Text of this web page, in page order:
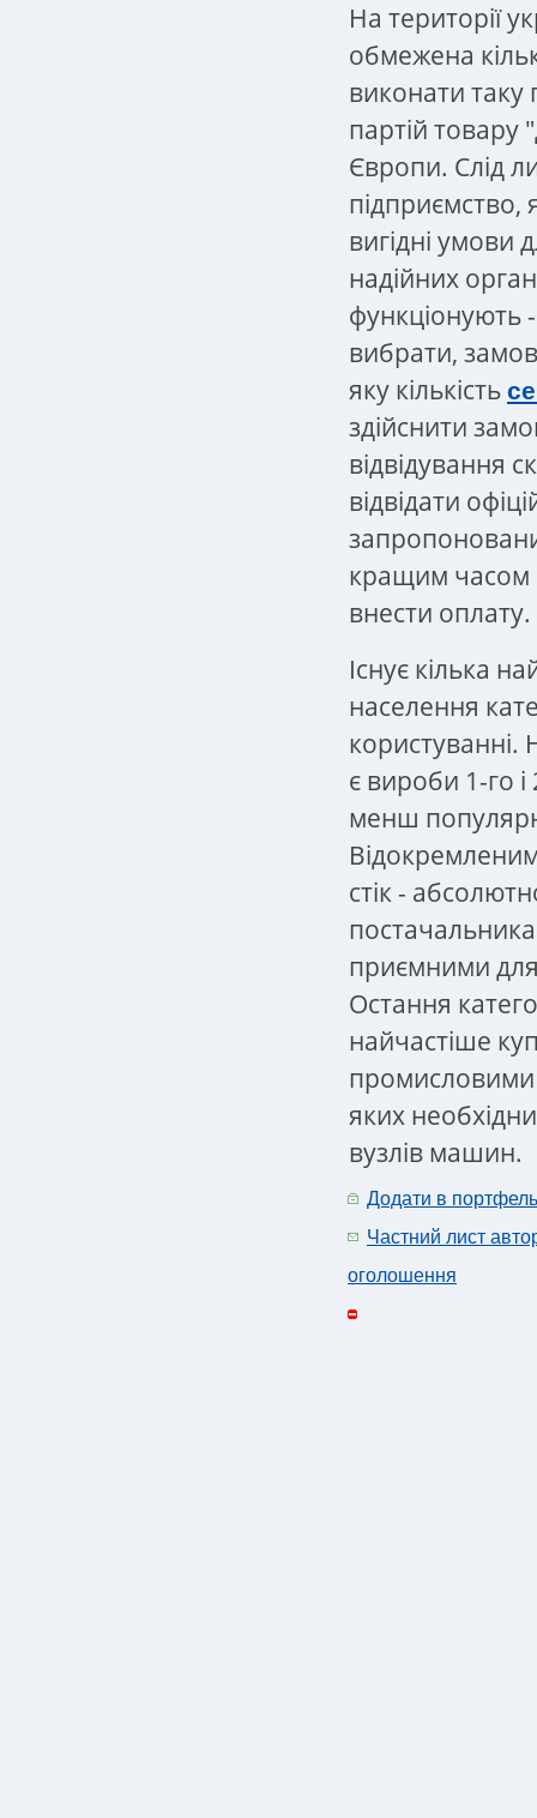
На території
обмежена
виконати таку
партій товару
Європи. Слід
підприємство,
вигідні умови
надійних
функціонують
вибрати,
яку кількість
здійснити
відвідування
відвідати
кращим часом
внести
Існує кілька
населення
є вироби 1-го і
менш
стік -
приємними
Остання
найчастіше
промисловими
яких
вузлів машин.
Додати в портфель
Частний лист
оголошення